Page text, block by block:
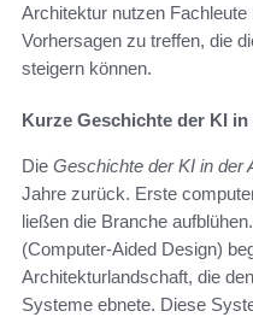
Architektur nutzen
Vorhersagen zu treffen, die
steigern können.
Kurze Geschichte der KI
Die Geschichte der KI in der
Jahre zurück. Erste
ließen die Branche
(Computer-Aided Design)
Architekturlandschaft, die
Systeme ebnete. Diese